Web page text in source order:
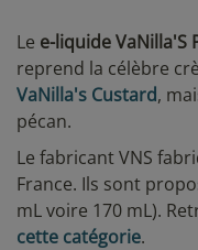
Le e-liquide VaNilla'S
reprend la célèbre
VaNilla's Custard,
pécan.
Le fabricant VNS
France. Ils sont
mL voire 170 mL).
cette catégorie.